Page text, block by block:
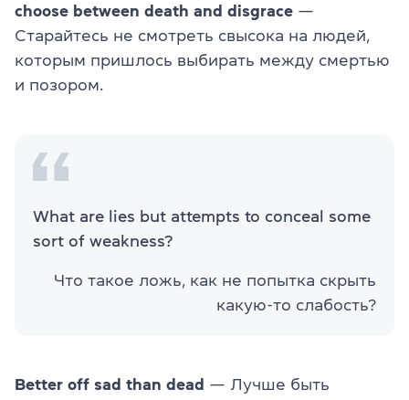
choose between death and disgrace —
Старайтесь не смотреть свысока на людей,
которым пришлось выбирать между смертью
и позором.
What are lies but attempts to conceal some
sort of weakness?
Что такое ложь, как не попытка скрыть
какую-то слабость?
Better off sad than dead — Лучше быть